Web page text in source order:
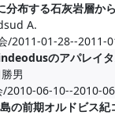
布する石灰岩層か
A.
/2011-01-28--2011-
のアパレイ
男
/2010-06-10--2010-
の前期オルドビス紀